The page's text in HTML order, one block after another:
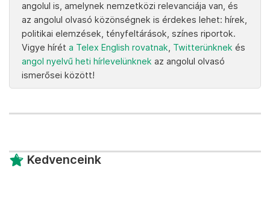
angolul is, amelynek nemzetközi relevanciája van, és
az angolul olvasó közönségnek is érdekes lehet: hírek,
politikai elemzések, tényfeltárások, színes riportok.
Vigye hírét a Telex English rovatnak Twitterünknek és
angol nyelvű heti hírlevelünknek az angolul olvasó
ismerősei között!
Kedvenceink